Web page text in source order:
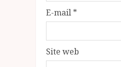
E-mail *
Site web